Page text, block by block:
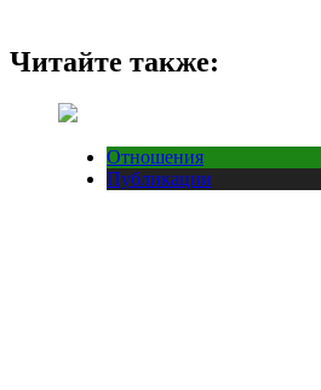
Читайте также:
Отношения
Публикации